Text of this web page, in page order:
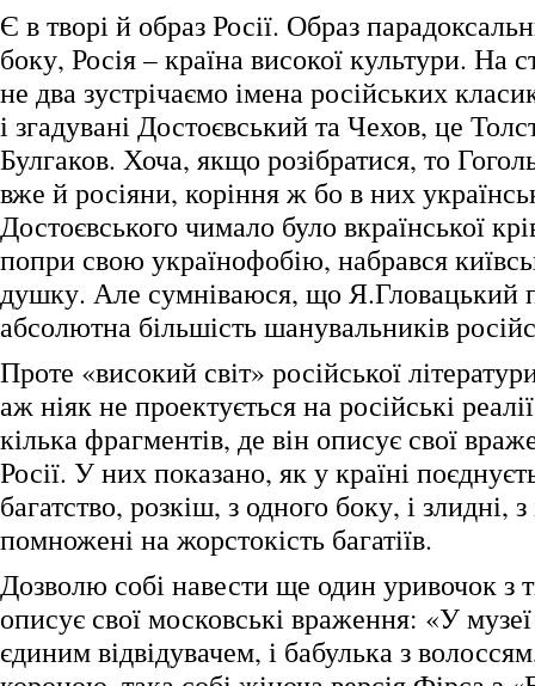
Є в творі й образ Росії. Образ
боку, Росія – країна високої культури. На
не два зустрічаємо імена російських
і згадувані Достоєвський та Чехов, це
Булгаков. Хоча, якщо розібратися, то
вже й росіяни, коріння ж бо в них
Достоєвського чимало було вкраїнської
попри свою українофобію, набрався
душку. Але сумніваюся, що Я.Гловацький
абсолютна більшість шанувальників
Проте «високий світ» російської
аж ніяк не проектується на російські
кілька фрагментів, де він описує свої
Росії. У них показано, як у країні
багатство, розкіш, з одного боку, і злидні,
помножені на жорстокість багатіїв.
Дозволю собі навести ще один уривочок з
описує свої московські враження: «У
єдиним відвідувачем, і бабулька з